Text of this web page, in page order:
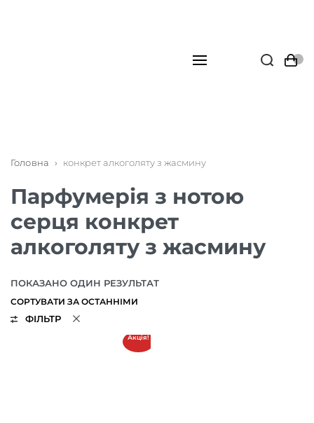
Головна › конкрет алкоголяту з жасмину
Парфумерія з нотою
серця конкрет
алкоголяту з жасмину
ПОКАЗАНО ОДИН РЕЗУЛЬТАТ
ФІЛЬТР
Акція!